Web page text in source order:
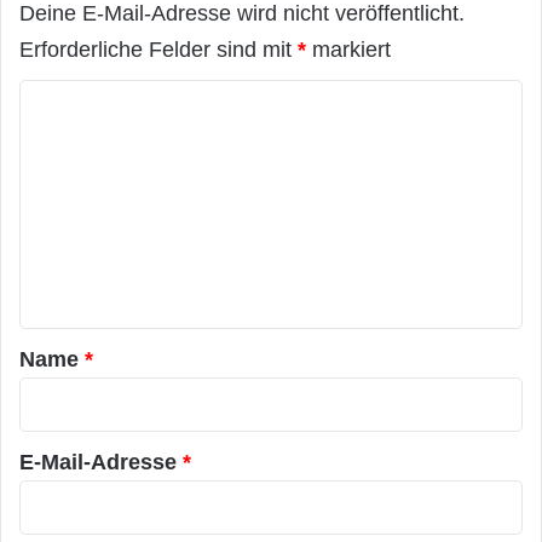
Deine E-Mail-Adresse wird nicht veröffentlicht.
Erforderliche Felder sind mit * markiert
a
r
*
Name *
E-Mail-Adresse *